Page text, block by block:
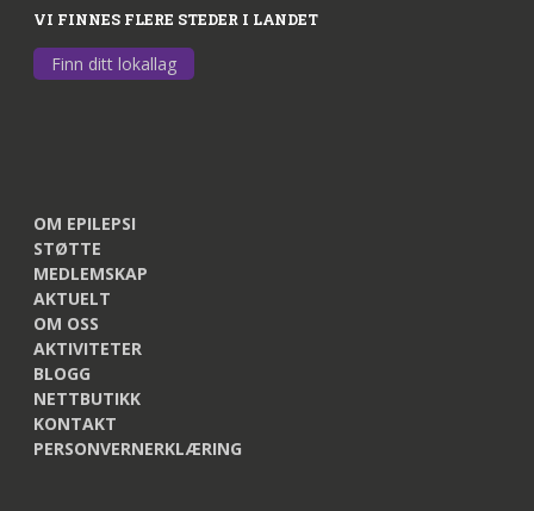
VI FINNES FLERE STEDER I LANDET
Finn ditt lokallag
OM EPILEPSI
STØTTE
MEDLEMSKAP
AKTUELT
OM OSS
AKTIVITETER
BLOGG
NETTBUTIKK
KONTAKT
PERSONVERNERKLÆRING